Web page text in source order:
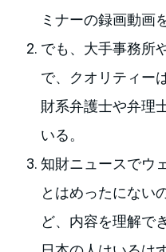
ミナーの録画動画
でも、大手事務所
で、クオリティー
財系弁護士や弁理
いる。
知財ニュースでウ
とはめったにない
ど、内容を理解で